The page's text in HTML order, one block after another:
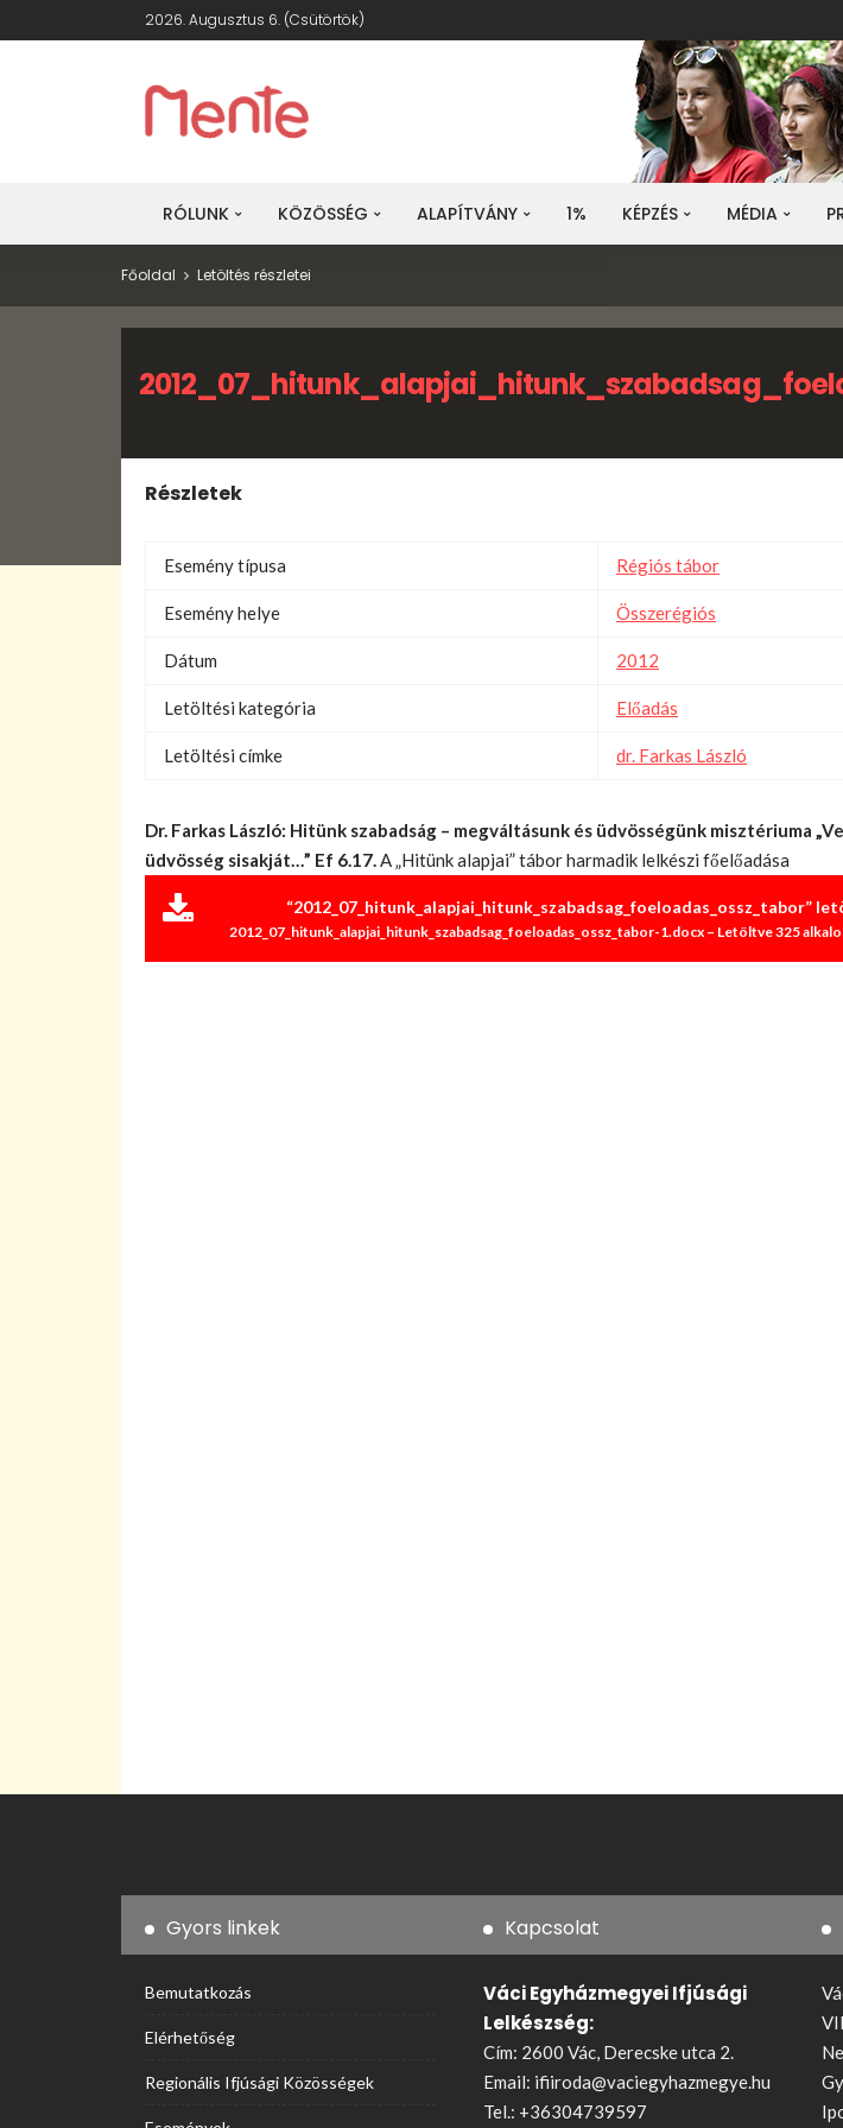
2026. Augusztus 6. (csütörtök)
RÓLUNK KÖZÖSSÉG ALAPÍTVÁNY 1% KÉPZÉS MÉDIA
Főoldal Letöltés részletei
Részletek
Esemény típusa Régiós tábor
Esemény helye Összerégiós
Dátum 2012
Letöltési kategória Előadás
Letöltési címke dr. Farkas László
Dr. Farkas László: Hitünk szabadság – megváltásunk és üdvösségünk misztériuma
üdvösség sisakját…” Ef 6.17.A „Hitünk alapjai” tábor harmadik lelkészi főelőadása
“2012_07_hitunk_alapjai_hitunk_szabadsag_foeloadas_ossz_tabor”
2012_07_hitunk_alapjai_hitunk_szabadsag_foeloadas_ossz_tabor-1.docx – Letöltve 325
Gyors linkek
Bemutatkozás
Elérhetőség
Regionális Ifjúsági Közösségek
Kapcsolat
Váci Egyházmegyei Ifjúsági
Lelkészség:
Cím: 2600 Vác, Derecske utca 2.
Email: ifiiroda@vaciegyhazmegye.hu
Tel.: +36304739597